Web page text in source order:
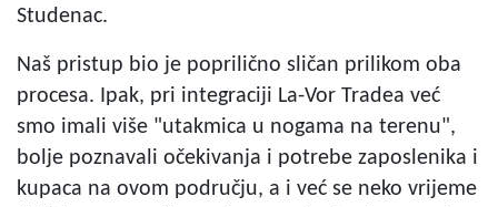
Studenac.
Naš pristup bio je poprilično sličan prilikom oba
procesa. Ipak, pri integraciji La-Vor Tradea već
smo imali više "utakmica u nogama na terenu",
bolje poznavali očekivanja i potrebe zaposlenika i
kupaca na ovom području, a i već se neko vrijeme